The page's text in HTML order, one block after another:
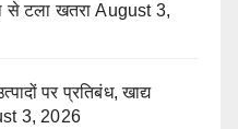
से टला खतरा August 3,
पर प्रतिबंध, खाद्य
3, 2026